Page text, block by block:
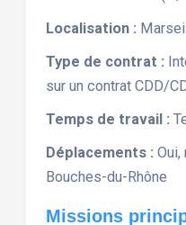
Localisation :
Type de contrat :
sur un contrat CDD/
Temps de travail :
Déplacements :Oui,
Bouches-du-Rhône
Missions